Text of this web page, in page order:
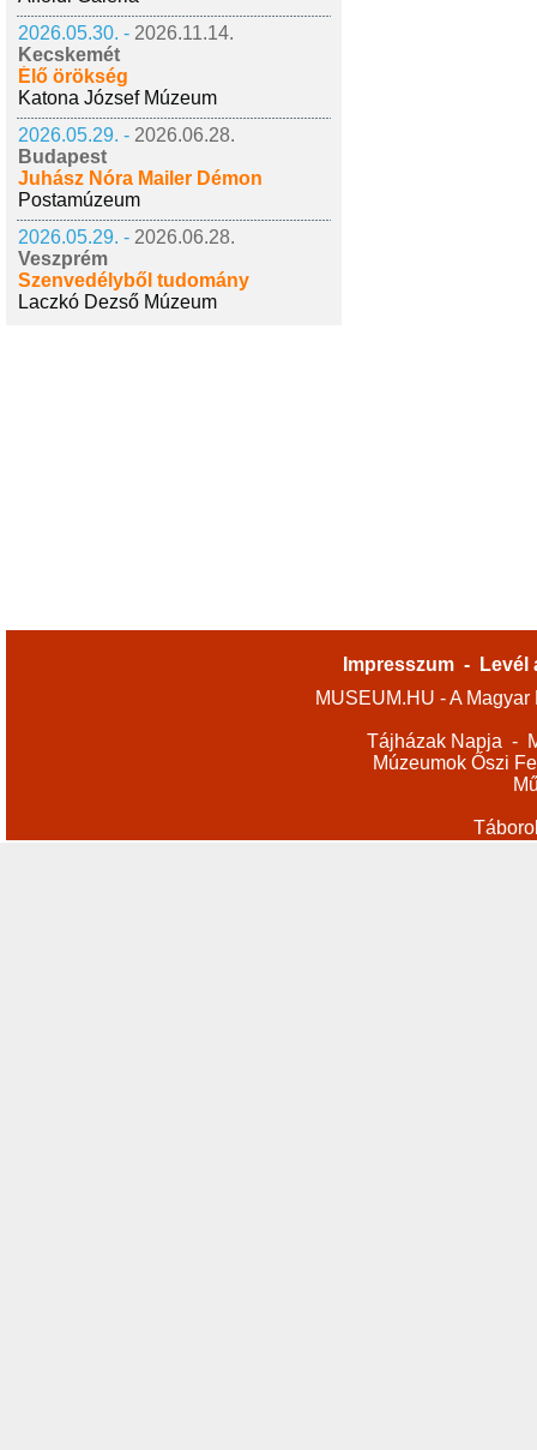
2026.05.30. - 2026.11.14.
Kecskemét
Élő örökség
Katona József Múzeum
2026.05.29. - 2026.06.28.
Budapest
Juhász Nóra Mailer Démon
Postamúzeum
2026.05.29. - 2026.06.28.
Veszprém
Szenvedélyből tudomány
Laczkó Dezső Múzeum
Impresszum -
Levél
MUSEUM.HU - A
Tájházak Napja -
Múzeumok Őszi